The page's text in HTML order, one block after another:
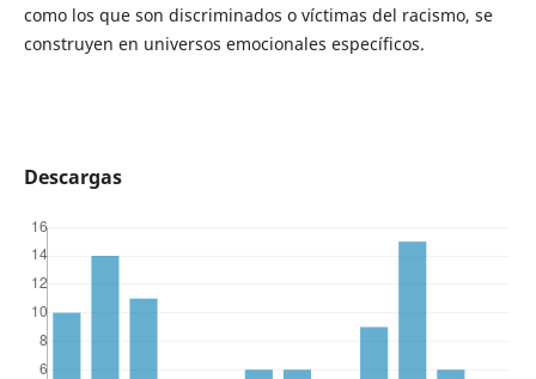
como los que son discriminados o víctimas del racismo, se
construyen en universos emocionales específicos.
Descargas